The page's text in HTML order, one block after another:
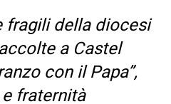
fragili della diocesi
a Castel
con il Papa”,
fraternità